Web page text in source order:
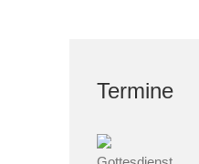
Termine